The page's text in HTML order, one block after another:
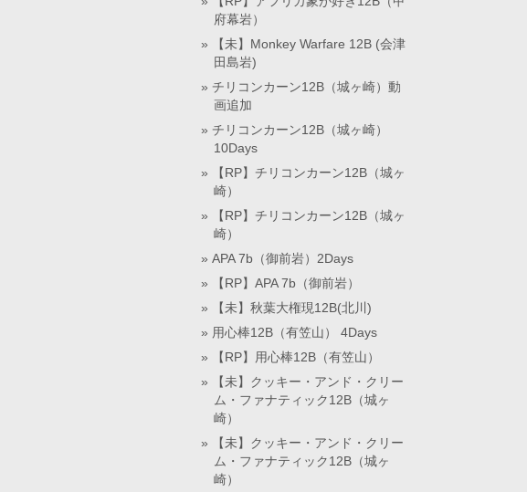
府幕岩）
【未】Monkey Warfare 12B (会津
田島岩)
チリコンカーン12B（城ヶ崎）動
画追加
チリコンカーン12B（城ヶ崎）
10Days
【RP】チリコンカーン12B（城ヶ
崎）
【RP】チリコンカーン12B（城ヶ
崎）
APA 7b（御前岩）2Days
【RP】APA 7b（御前岩）
【未】秋葉大権現12B(北川)
用心棒12B（有笠山） 4Days
【RP】用心棒12B（有笠山）
【未】クッキー・アンド・クリー
ム・ファナティック12B（城ヶ
崎）
【未】クッキー・アンド・クリー
ム・ファナティック12B（城ヶ
崎）